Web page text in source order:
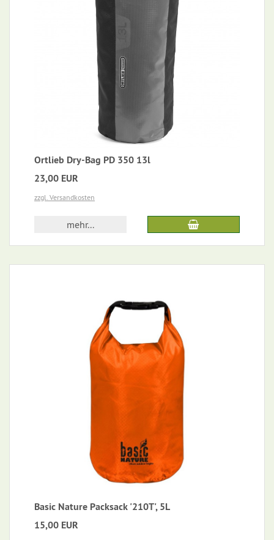
Ortlieb Dry-Bag PD 350 13l
23,00 EUR
zzgl. Versandkosten
mehr...
Basic Nature Packsack '210T', 5L
15,00 EUR